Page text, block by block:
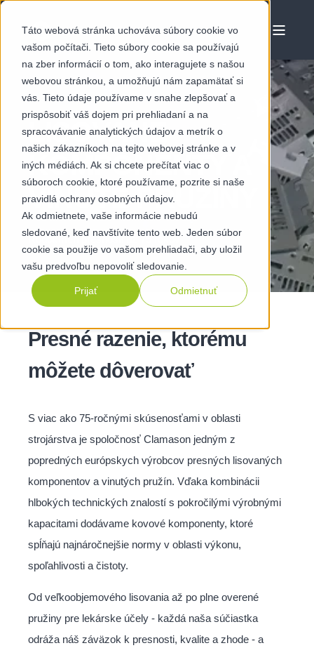
Táto webová stránka uchováva súbory cookie vo
vašom počítači. Tieto súbory cookie sa používajú
na zber informácií o tom, ako interagujete s našou
webovou stránkou, a umožňujú nám zapamätať si
vás. Tieto údaje používame v snahe zlepšovať a
prispôsobiť váš dojem pri prehliadaní a na
spracovávanie analytických údajov a metrík o
našich zákazníkoch na tejto webovej stránke a v
iných médiách. Ak si chcete prečítať viac o
súboroch cookie, ktoré používame, pozrite si naše
pravidlá ochrany osobných údajov.
Ak odmietnete, vaše informácie nebudú
sledované, keď navštívite tento web. Jeden súbor
cookie sa použije vo vašom prehliadači, aby uložil
vašu predvoľbu nepovoliť sledovanie.
Prijať Odmietnuť
LISOVANÉ
KOMPONENTY A
VINUTÉ PRUŽINY
Rodokmeň presnosti už 75 rokov
Presné razenie, ktorému
môžete dôverovať
S viac ako 75-ročnými skúsenosťami v oblasti
strojárstva je spoločnosť Clamason jedným z
popredných európskych výrobcov presných lisovaných
komponentov a vinutých pružín. Vďaka kombinácii
hlbokých technických znalostí s pokročilými výrobnými
kapacitami dodávame kovové komponenty, ktoré
spĺňajú najnáročnejšie normy v oblasti výkonu,
spoľahlivosti a čistoty.
Od veľkoobjemového lisovania až po plne overené
pružiny pre lekárske účely - každá naša súčiastka
odráža náš záväzok k presnosti, kvalite a zhode - a